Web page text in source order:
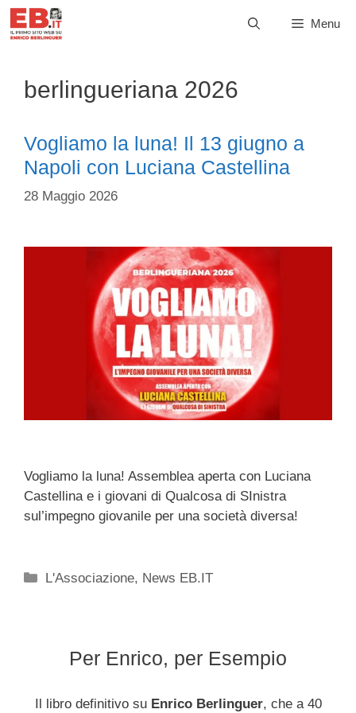
Vai
Menu
berlingueriana 2026
Vogliamo la luna! Il 13 giugno a
Napoli con Luciana Castellina
28 Maggio 2026
Vogliamo la luna! Assemblea aperta con Luciana
Castellina e i giovani di Qualcosa di SInistra
sul’impegno giovanile per una società diversa!
Categorie
L'Associazione, News EB.IT
Per Enrico, per Esempio
Il libro definitivo su Enrico Berlinguer, che a 40